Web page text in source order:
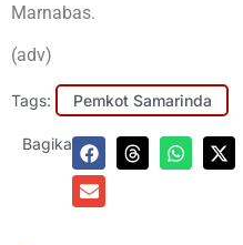
Marnabas.
(adv)
Tags: Pemkot Samarinda
Bagikan: